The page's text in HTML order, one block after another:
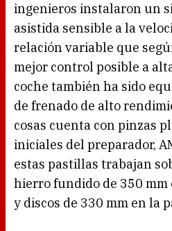
ingenieros instalaron un
asistida sensible a la
relación variable que
mejor control posible a
coche también ha sido
de frenado de alto
cosas cuenta con pinzas
iniciales del preparador,
estas pastillas trabajan
hierro fundido de 350
y discos de 330 mm en la